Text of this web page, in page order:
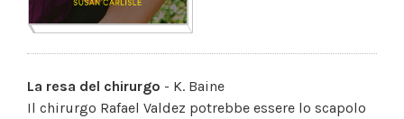
La resa del chirurgo - K. Baine
Il chirurgo Rafael Valdez potrebbe essere lo scapolo